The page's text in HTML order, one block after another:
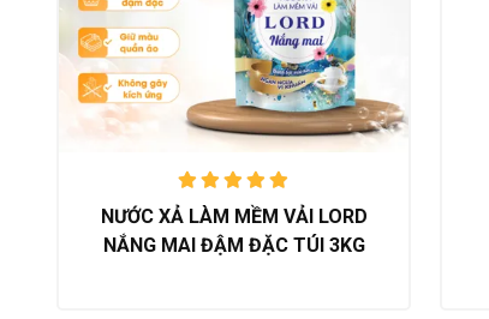
Được xếp
hạng5.00
trên 5
NƯỚC XẢ LÀM MỀM VẢI LORD
NẮNG MAI ĐẬM ĐẶC TÚI 3KG